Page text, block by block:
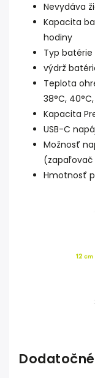
Nevydáva
Kapacita
hodiny
Typ
výdrž
Teplota
38°C,
Kapacita
USB-C
Možnosť
(zapaľovač
Hmotnosť